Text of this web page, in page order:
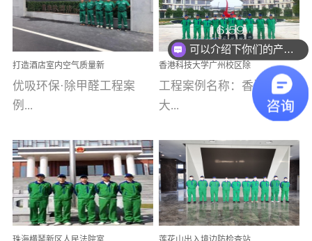
产产品都经过严格的质检
程序；生产车间为优吸总
部和全国分支机构生产光
触媒、净醛王、祛味剂等
优吸系列产品，保质保量
完成生产任务，确保全国
求。资质优势团队优势分
支优势优吸环保是一棵正
茁壮成长的树，只要我们
人人都爱护她、珍惜她、
她将越来越枝繁叶茂，终
内空气治理项目深圳安居
乐寓 深圳市安居乐寓
为深圳安居集团旗下城...
小学(珠江湾校区)项目地
址：广州市南沙区海滨路
南沙珠江湾江门市蓬江区
禾...
打造酒店室内空气质量新
标杆——优吸环保·标杆之
作：东莞美豪雅致酒店室
内空气治理工程纪实
优吸环保·除甲醛工程案
例...
【东莞美豪雅致酒店】室
内空气治理项目东莞美豪
雅致酒店 东莞美豪雅
致酒店是为中高端人士...
香港科技大学广州校区除
甲醛项目圆满完成
工程案例名称：香港科技
大...
学广州校区室内空气治
理 工程案例地址：广
州南沙区·香港科技大学(广
州)校区 工程案...
可以介绍下你们的产品么